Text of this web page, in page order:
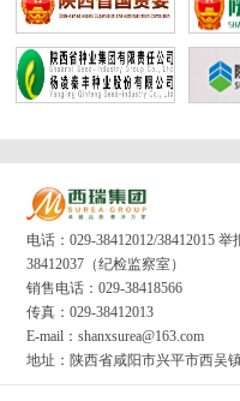
电话：029-38412012/38412015
38412037（纪检监察室）
销售电话：029-38418566
传真：029-38412013
E-mail：shanxsurea@163.com
地址：陕西省咸阳市兴平市西吴